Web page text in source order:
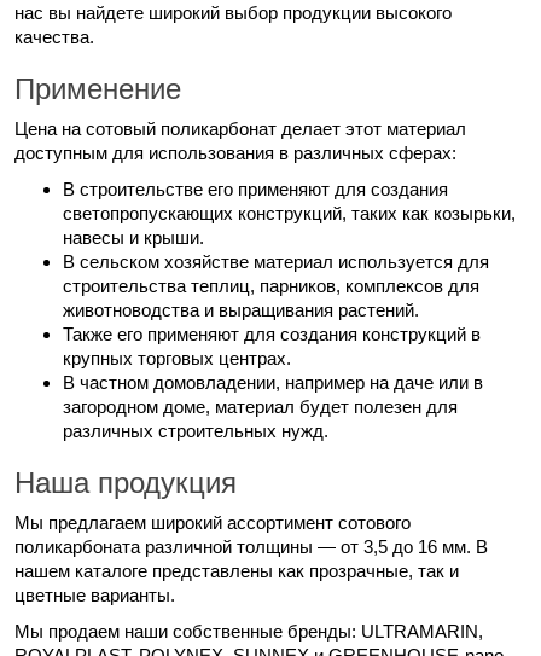
нас вы найдете широкий выбор продукции высокого
качества.
Применение
Цена на сотовый поликарбонат делает этот материал
доступным для использования в различных сферах:
В строительстве его применяют для создания
светопропускающих конструкций, таких как козырьки,
навесы и крыши.
В сельском хозяйстве материал используется для
строительства теплиц, парников, комплексов для
животноводства и выращивания растений.
Также его применяют для создания конструкций в
крупных торговых центрах.
В частном домовладении, например на даче или в
загородном доме, материал будет полезен для
различных строительных нужд.
Наша продукция
Мы предлагаем широкий ассортимент сотового
поликарбоната различной толщины — от 3,5 до 16 мм. В
нашем каталоге представлены как прозрачные, так и
цветные варианты.
Мы продаем наши собственные бренды: ULTRAMARIN,